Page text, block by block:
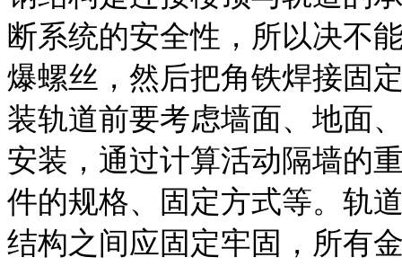
断系统的安全性，所以决不
爆螺丝，然后把角铁焊接固
装轨道前要考虑墙面、地面
安装，通过计算活动隔墙的
件的规格、固定方式等。轨
结构之间应固定牢固，所有